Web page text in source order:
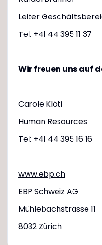
Leiter
Tel: +41 44 395 11 37
Wir freuen uns auf
Carole Klöti
Human Resources
Tel: +41 44 395 16 16
www.ebp.ch
EBP Schweiz AG
Mühlebachstrasse 11
8032 Zürich